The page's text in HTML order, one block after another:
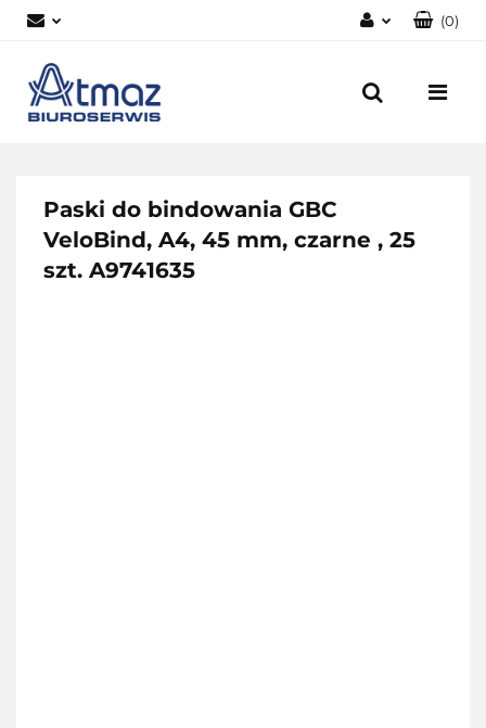
Zarejestruj się
(0)
Paski do bindowania GBC
VeloBind, A4, 45 mm, czarne , 25
szt. A9741635